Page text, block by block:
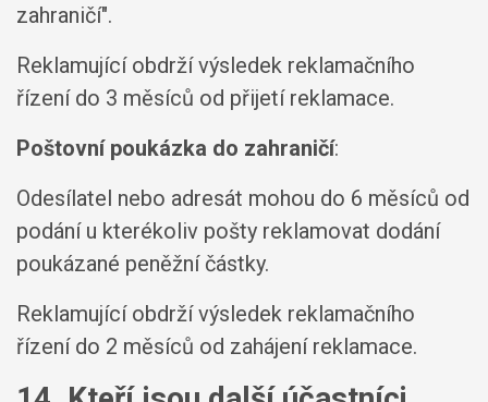
zahraničí".
Reklamující obdrží výsledek reklamačního
řízení do 3 měsíců od přijetí reklamace.
Poštovní poukázka do zahraničí:
Odesílatel nebo adresát mohou do 6 měsíců od
podání u kterékoliv pošty reklamovat dodání
poukázané peněžní částky.
Reklamující obdrží výsledek reklamačního
řízení do 2 měsíců od zahájení reklamace.